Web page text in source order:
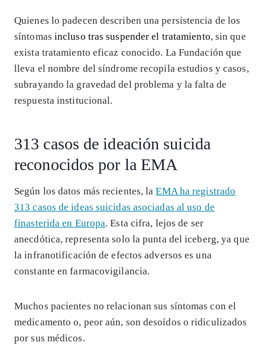
Quienes lo padecen describen una persistencia de los
síntomas incluso tras suspender el tratamiento, sin que
exista tratamiento eficaz conocido. La Fundación que
lleva el nombre del síndrome recopila estudios y casos,
subrayando la gravedad del problema y la falta de
respuesta institucional.
313 casos de ideación suicida
reconocidos por la EMA
Según los datos más recientes, laEMA ha registrado
313 casos de ideas suicidas asociadas al uso de
finasterida en Europa. Esta cifra, lejos de ser
anecdótica, representa solo la punta del iceberg, ya que
la infranotificación de efectos adversos es una
constante en farmacovigilancia.
Muchos pacientes no relacionan sus síntomas con el
medicamento o, peor aún, son desoídos o ridiculizados
por sus médicos.